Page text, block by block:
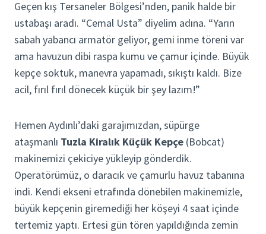
Geçen kış Tersaneler Bölgesi’nden, panik halde bir
ustabaşı aradı. “Cemal Usta” diyelim adına. “Yarın
sabah yabancı armatör geliyor, gemi inme töreni var
ama havuzun dibi raspa kumu ve çamur içinde. Büyük
kepçe soktuk, manevra yapamadı, sıkıştı kaldı. Bize
acil, fırıl fırıl dönecek küçük bir şey lazım!”
Hemen Aydınlı’daki garajımızdan, süpürge
ataşmanlı Tuzla Kiralık Küçük Kepçe (Bobcat)
makinemizi çekiciye yükleyip gönderdik.
Operatörümüz, o daracık ve çamurlu havuz tabanına
indi. Kendi ekseni etrafında dönebilen makinemizle,
büyük kepçenin giremediği her köşeyi 4 saat içinde
tertemiz yaptı. Ertesi gün tören yapıldığında zemin